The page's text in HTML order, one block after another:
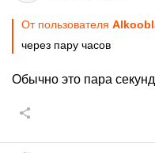
От пользователя
через пару часов
Обычно это пара